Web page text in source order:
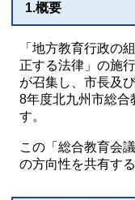
1.概要
「地方教育行政の
正する法律」の施
が召集し、市長及
8年度北九州市総合
す。
この「総合教育会
の方向性を共有す